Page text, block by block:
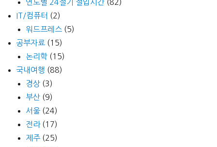
연도별 24절기 절입시간 (82)
IT/컴퓨터 (2)
워드프레스 (5)
공부자료 (15)
논리학 (15)
국내여행 (88)
경상 (3)
부산 (9)
서울 (24)
전라(17)
제주 (25)